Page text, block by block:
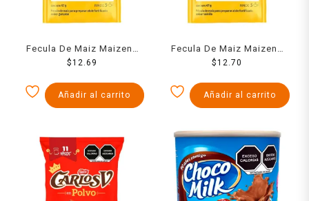
Fecula De Maiz Maizena
Para Atole Sabor Guayaba
$12.69
Añadir al carrito
Fecula De Maiz Maizena
Para Atole Sabor Vainilla
$12.70
Añadir al carrito